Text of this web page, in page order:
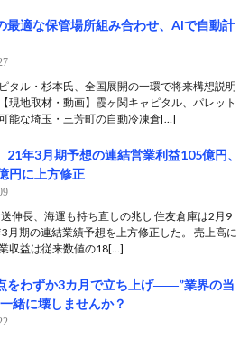
最適な保管場所組み合わせ、AIで自動計
タル・杉本氏、全国展開の一環で将来構想説明
現地取材・動画】霞ヶ関キャピタル、パレット
能な埼玉・三芳町の自動冷凍倉[…]
21年3月期予想の連結営業利益105億円、
円に上方修正
伸長、海運も持ち直しの兆し 住友倉庫は2月9
月期の連結業績予想を上方修正した。 売上高に
収益は従来数値の18[…]
をわずか3カ月で立ち上げ――”業界の当
緒に壊しませんか？